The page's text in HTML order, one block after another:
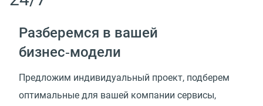
Разберемся в вашей
бизнес‑модели
Предложим индивидуальный проект, подберем
оптимальные для вашей компании сервисы,